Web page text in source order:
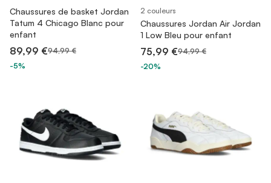
Chaussures de basket Jordan
Tatum 4 Chicago Blanc pour
enfant
89,99 €94,99 €
-5%
2 couleurs
Chaussures Jordan Air Jordan
1 Low Bleu pour enfant
75,99 €94,99 €
-20%